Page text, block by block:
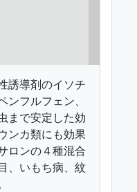
誘導剤のイソチ
フルフェン、
まで安定した効
ンカ類にも効果
ロンの４種混合
、いもち病、紋